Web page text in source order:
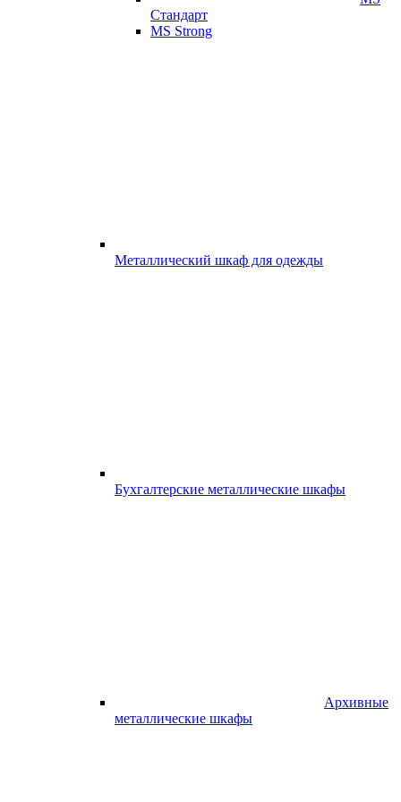
Стандарт
MS Strong
Металлический шкаф для одежды
Бухгалтерские металлические шкафы
Архивные
металлические шкафы